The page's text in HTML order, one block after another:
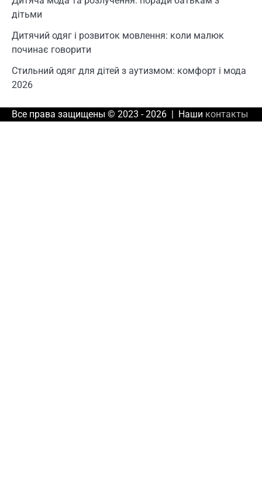
дітьми
Дитячий одяг і розвиток мовлення: коли малюк
починає говорити
Стильний одяг для дітей з аутизмом: комфорт і мода
2026
Все права защищены © 2023 - 2026 | Наши контакты